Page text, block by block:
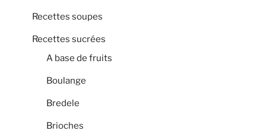
Recettes soupes
Recettes sucrées
A base de fruits
Boulange
Bredele
Brioches